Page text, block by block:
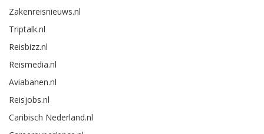
Zakenreisnieuws.nl
Triptalk.nl
Reisbizz.nl
Reismedia.nl
Aviabanen.nl
Reisjobs.nl
Caribisch Nederland.nl